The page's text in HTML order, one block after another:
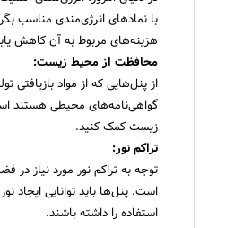
با نمادهای انرژی‌مندی مناسب
هزینه‌های مربوط به آن کاهش
محافظت از محیط زیست:
از پنل‌هایی که از مواد بازیافتی
گواهی‌نامه‌های محیطی هستند
زیست کمک کنید.
تراکم نور:
توجه به تراکم نور مورد نیاز
است. پنل‌ها باید توانایی ایجاد
استفاده را داشته باشند.